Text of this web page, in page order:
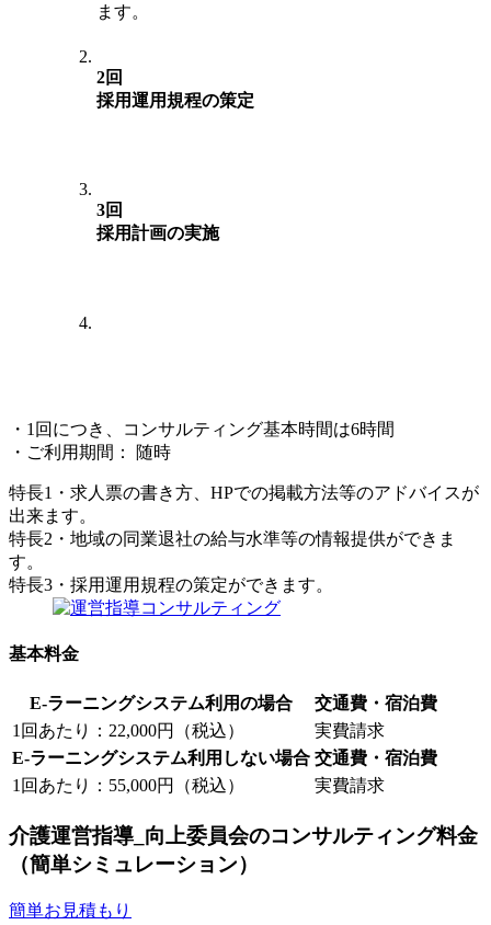
ます。
2回
採用運用規程の策定
3回
採用計画の実施
・1回につき、コンサルティング基本時間は6時間
・ご利用期間： 随時
特長1 ・求人票の書き方、HPでの掲載方法等のアドバイスが
出来ます。
特長2 ・地域の同業退社の給与水準等の情報提供ができま
す。
特長3 ・採用運用規程の策定ができます。
基本料金
E-ラーニングシステム利用の場合
交通費・宿泊費
1回あたり：22,000円（税込）
実費請求
E-ラーニングシステム利用しない場合 交通費・宿泊費
1回あたり：55,000円（税込）
実費請求
介護運営指導_向上委員会のコンサルティング料金
（簡単シミュレーション）
簡単お見積もり